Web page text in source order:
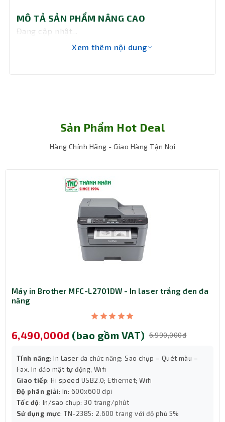
Khối
MÔ TẢ SẢN PHẨM NÂNG CAO
Đang cập nhật...
Xem thêm nội dung
Sản Phẩm Hot Deal
Hàng Chính Hãng - Giao Hàng Tận Nơi
Máy in Brother MFC-L2701DW - In laser trắng đen đa
năng
6,490,000đ (bao gồm VAT) 6,990,000đ
Tính năng: In Laser đa chức năng: Sao chụp – Quét màu –
Fax. In đảo mặt tự động, Wifi
Giao tiếp: Hi speed USB2.0; Ethernet; Wifi
Độ phân giải: In: 600x600 dpi
Tốc độ: In/sao chụp: 30 trang/phút
Sử dụng mực: TN-2385: 2.600 trang với độ phủ 5%